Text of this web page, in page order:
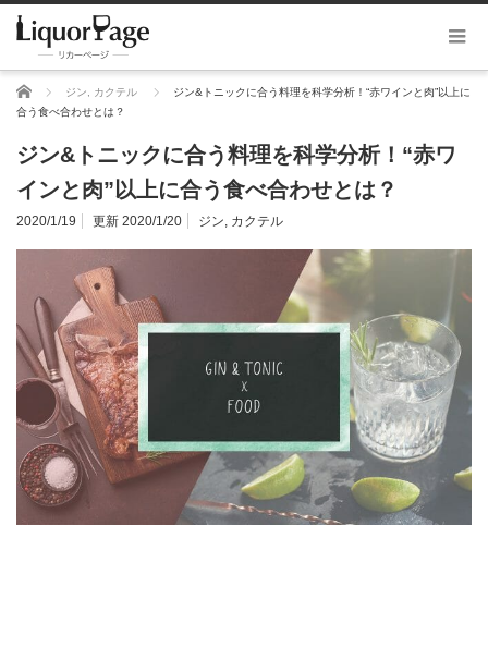
ホーム ジン カクテル
ジン&トニックに合う料理を科学分析！“赤ワインと肉”以上に
合う食べ合わせとは？
ジン&トニックに合う料理を科学分析！“赤ワ
インと肉”以上に合う食べ合わせとは？
2020/1/19 更新 2020/1/20 ジン, カクテル